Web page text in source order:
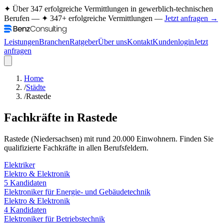
✦ Über 347 erfolgreiche Vermittlungen in gewerblich-technischen
Berufen — ✦ 347+ erfolgreiche Vermittlungen — Jetzt anfragen →
LeistungenBranchenRatgeberÜber unsKontaktKundenloginJetzt
anfragen
Home
/Städte
/Rastede
Fachkräfte in Rastede
Rastede (Niedersachsen) mit rund 20.000 Einwohnern. Finden Sie
qualifizierte Fachkräfte in allen Berufsfeldern.
Elektriker
Elektro & Elektronik
5 Kandidaten
Elektroniker für Energie- und Gebäudetechnik
Elektro & Elektronik
4 Kandidaten
Elektroniker für Betriebstechnik